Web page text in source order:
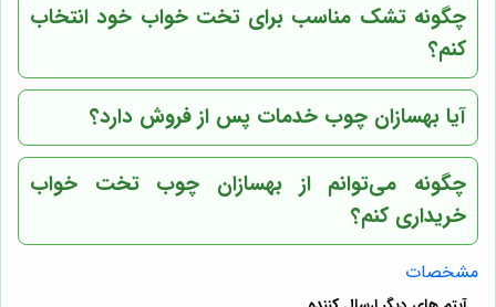
چگونه تشک مناسب برای تخت خواب خود انتخاب
کنم؟
آیا بهسازان چوب خدمات پس از فروش دارد؟
چگونه می‌توانم از بهسازان چوب تخت خواب
خریداری کنم؟
مشخصات